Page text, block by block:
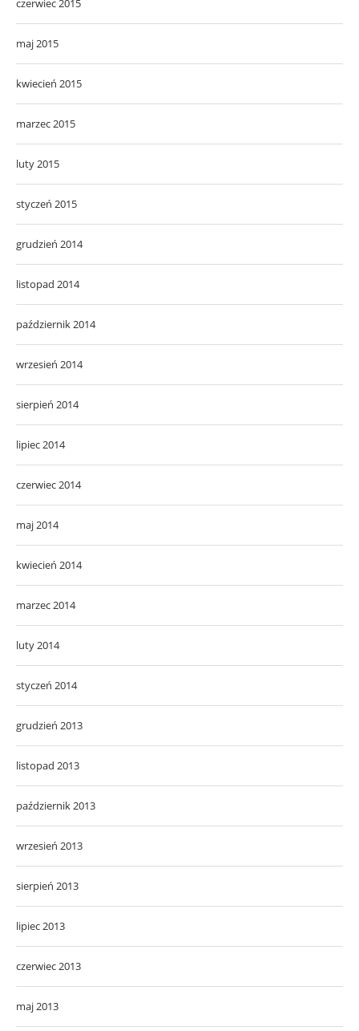
czerwiec 2015
maj 2015
kwiecień 2015
marzec 2015
luty 2015
styczeń 2015
grudzień 2014
listopad 2014
październik 2014
wrzesień 2014
sierpień 2014
lipiec 2014
czerwiec 2014
maj 2014
kwiecień 2014
marzec 2014
luty 2014
styczeń 2014
grudzień 2013
listopad 2013
październik 2013
wrzesień 2013
sierpień 2013
lipiec 2013
czerwiec 2013
maj 2013